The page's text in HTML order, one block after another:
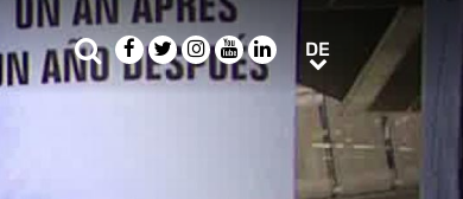
SucheFacebook
TwitterInstagram
YoutubeLinkedIn
DEDE